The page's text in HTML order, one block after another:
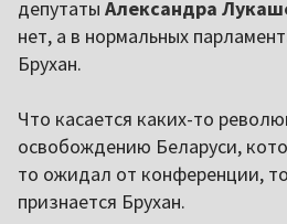
депутаты Александра
нет, а в нормальных
Брухан.
Что касается каких-то
освобождению Беларуси,
то ожидал от конференции,
признается Брухан.